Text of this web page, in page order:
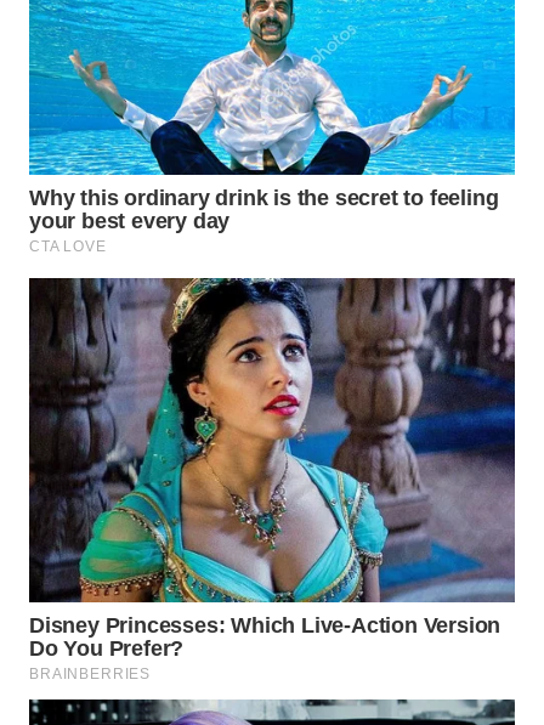
BORNEO
Wahana
Group
WAHANA
NEWS
TANI
WAHANA
ADVOKAT
WAHANA
INFRASTRUKTUR
WAHANA
KONSUMEN
WAHANA
LISTRIK
WAHANA